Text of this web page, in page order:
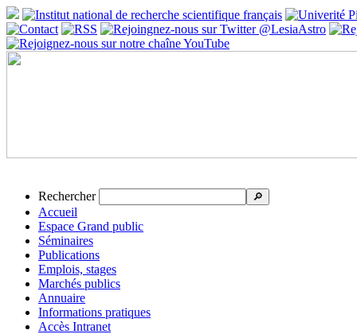
Rechercher 🔎
Accueil
Espace Grand public
Séminaires
Publications
Emplois, stages
Marchés publics
Annuaire
Informations pratiques
Accès Intranet